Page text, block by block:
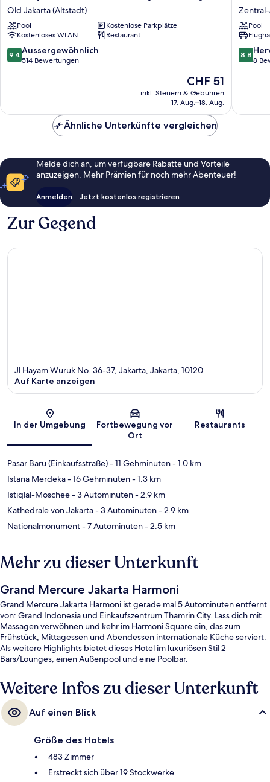
Inn
&
Suites
Jakarta
Gajah
Mada
(Altstadt)
Old Jakarta (Altstadt)
Pool
Kostenlose Parkplätze
Kostenloses WLAN
Restaurant
9.4
von
9.4 Aussergewöhnlich
514 Bewertungen
Der
Preis
beträgt
CHF 51
inkl. Steuern & Gebühren
17. Aug.–18. Aug.
Jakarta
Zentral-
Jakarta
Pool
8.8
von
8.8
8
Ähnliche Unterkünfte vergleichen
Melde dich an, um verfügbare Rabatte und Vorteile
anzuzeigen. Mehr Prämien für noch mehr Abenteuer!
Anmelden Jetzt kostenlos registrieren
Zur Gegend
Karte
Jl Hayam Wuruk No. 36-37, Jakarta, Jakarta, 10120
Auf Karte anzeigen
In der Umgebung
Fortbewegung vor
Ort
Restaurants
Pasar Baru (Einkaufsstraße)- 11 Gehminuten- 1.0 km
Istana Merdeka- 16 Gehminuten- 1.3 km
Istiqlal-Moschee- 3 Autominuten- 2.9 km
Kathedrale von Jakarta- 3 Autominuten- 2.9 km
Nationalmonument- 7 Autominuten- 2.5 km
Mehr zu dieser Unterkunft
Grand Mercure Jakarta Harmoni
Grand Mercure Jakarta Harmoni ist gerade mal 5 Autominuten entfernt
von: Grand Indonesia und Einkaufszentrum Thamrin City. Lass dich mit
Massagen verwöhnen und kehr im Harmoni Square ein, das zum
Frühstück, Mittagessen und Abendessen internationale Küche serviert.
Als weitere Highlights bietet dieses Hotel im luxuriösen Stil 2
Bars/Lounges, einen Außenpool und eine Poolbar.
Weitere Infos zu dieser Unterkunft
Auf einen Blick
Größe des Hotels
483 Zimmer
Erstreckt sich über 19 Stockwerke